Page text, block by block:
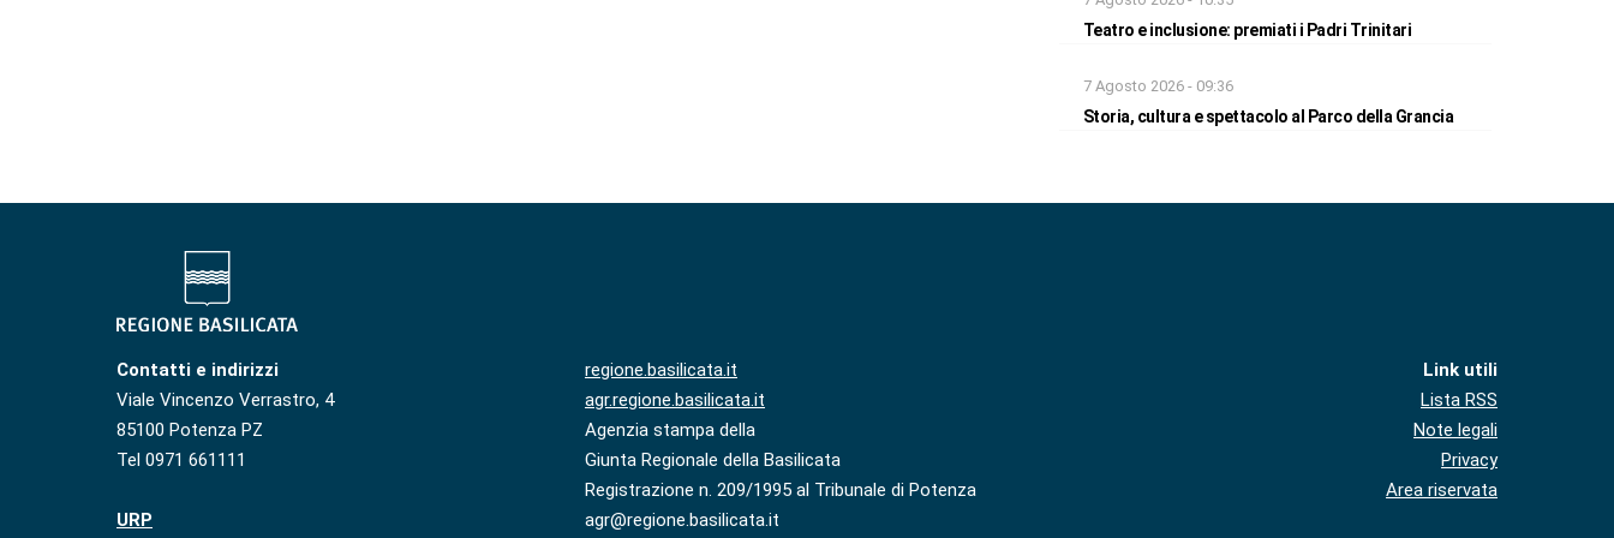
Teatro e inclusione: premiati i Padri Trinitari
7 Agosto 2026 - 09:36
Storia, cultura e spettacolo al Parco della Grancia
Contatti e indirizzi
Viale Vincenzo Verrastro, 4
85100 Potenza PZ
Tel 0971 661111
URP
regione.basilicata.it
agr.regione.basilicata.it
Agenzia stampa della
Giunta Regionale della Basilicata
Registrazione n. 209/1995 al Tribunale di Potenza
agr@regione.basilicata.it
Link utili
Lista RSS
Note legali
Privacy
Area riservata